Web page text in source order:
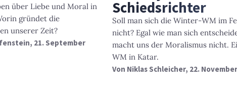
über Liebe und Moral in
gründet die
unserer Zeit?
, 21. September
Schiedsrichter
Soll man sich die Winter-WM im
nicht? Egal wie man sich
macht uns der Moralismus nicht.
WM in Katar.
Von Niklas Schleicher, 22.